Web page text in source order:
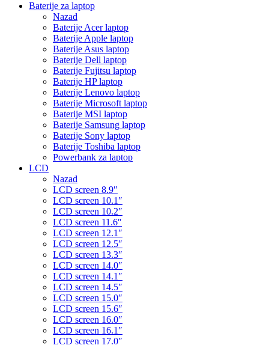
Baterije za laptop
Nazad
Baterije Acer laptop
Baterije Apple laptop
Baterije Asus laptop
Baterije Dell laptop
Baterije Fujitsu laptop
Baterije HP laptop
Baterije Lenovo laptop
Baterije Microsoft laptop
Baterije MSI laptop
Baterije Samsung laptop
Baterije Sony laptop
Baterije Toshiba laptop
Powerbank za laptop
LCD
Nazad
LCD screen 8.9″
LCD screen 10.1″
LCD screen 10.2″
LCD screen 11.6″
LCD screen 12.1″
LCD screen 12.5″
LCD screen 13.3″
LCD screen 14.0″
LCD screen 14.1″
LCD screen 14.5″
LCD screen 15.0″
LCD screen 15.6″
LCD screen 16.0″
LCD screen 16.1″
LCD screen 17.0″